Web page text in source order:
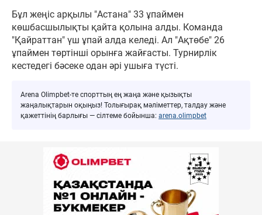
Бұл жеңіс арқылы "Астана" 33 ұпаймен
көшбасшылықты қайта қолына алды. Команда
"Қайраттан" үш ұпай алда келеді. Ал "Ақтөбе" 26
ұпаймен төртінші орынға жайғасты. Турнирлік
кестедегі бәсеке одан әрі ушыға түсті.
Arena Olimpbet-те спорттың ең жаңа және қызықты
жаңалықтарын оқыңыз! Толығырақ мәліметтер, талдау және
қажеттінің барлығы — сілтеме бойынша: arena.olimpbet